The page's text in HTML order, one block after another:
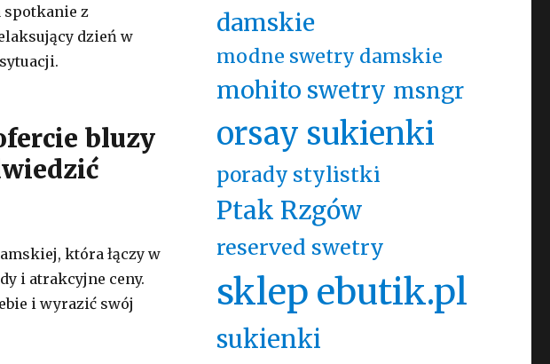
spotkanie z
dzień w
bluzy
która łączy w
i atrakcyjne ceny.
i wyrazić swój
damskie
modne swetry damskie
mohito swetry msngr
orsay sukienki
porady stylistki
Ptak Rzgów
reserved swetry
sklep ebutik.pl
sukienki